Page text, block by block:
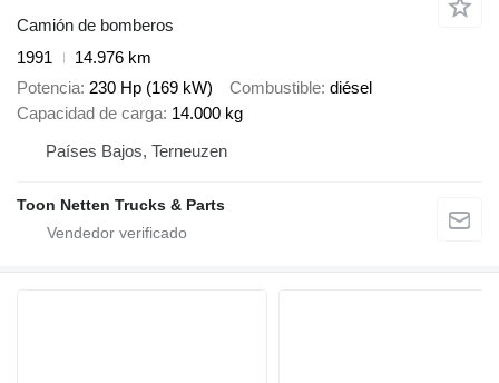
Camión de bomberos
1991
14.976 km
Potencia 230 Hp (169 kW) Combustible diésel
Capacidad de carga 14.000 kg
Países Bajos, Terneuzen
Toon Netten Trucks & Parts